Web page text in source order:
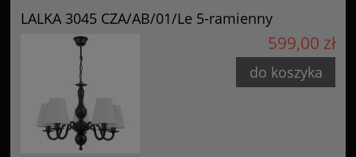
LALKA 3045 CZA/AB/01/Le 5-ramienny
599,00 zł
do koszyka